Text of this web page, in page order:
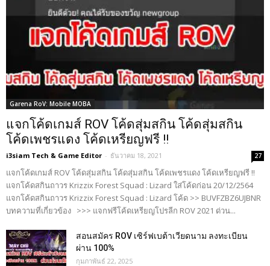
Garena RoV: Mobile MOBA
แจกโค้ดเกมส์ ROV โค้ดสุ่มสกิน โค้ดสุ่มสกิน
โค้ดเพชรแดง โค้ดเหรียญฟรี !!
i3siam Tech & Game Editor - ธันวาคม 18, 2021 27
แจกโค้ดเกมส์ ROV โค้ดสุ่มสกิน โค้ดสุ่มสกิน โค้ดเพชรแดง โค้ดเหรียญฟรี !!
แจกโค้ดสกินถาวร Krizzix Forest Squad : Lizard ใส่โค้ดก่อน 20/12/2564
แจกโค้ดสกินถาวร Krizzix Forest Squad : Lizard โค้ด >> BUVFZBZ6UJBNR
บทความที่เกี่ยวข้อง >>> แจกฟรีโค้ดเหรียญโปรลีก ROV 2021 ด่วน...
สอนสมัคร ROV เซิร์ฟเบต้าเวียดนาม ลงทะเบียน
ผ่าน 100%
กุมภาพันธ์ 22, 2025